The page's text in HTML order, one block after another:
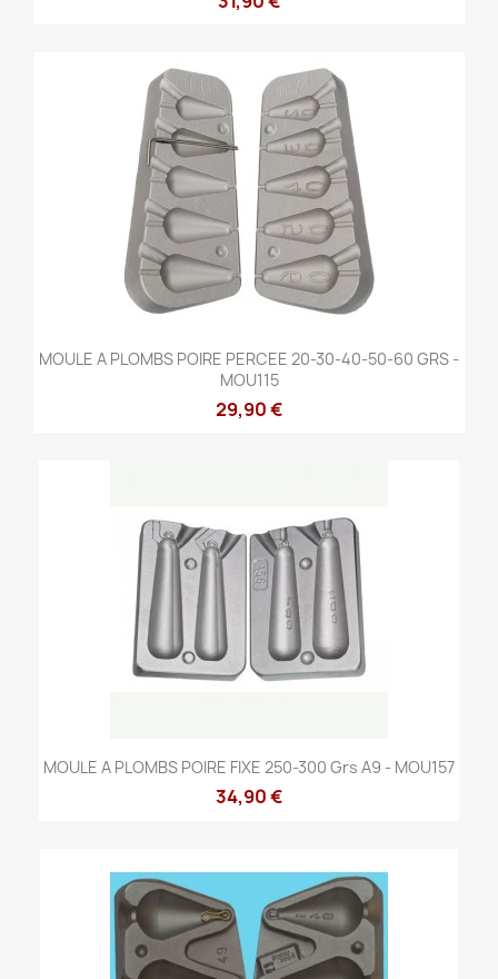
MOULE A PLOMBS POIRE PERCEE 20-30-40-50-60 GRS -
MOU115
29,90 €
MOULE A PLOMBS POIRE FIXE 250-300 Grs A9 - MOU157
34,90 €